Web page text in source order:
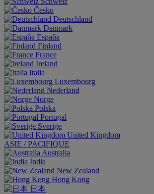
Česko
Deutschland
Danmark
España
Finland
France
Ireland
Italia
Luxembourg
Nederland
Norge
Polska
Portugal
Sverige
United Kingdom
ASIE / PACIFIQUE
Australia
India
New Zealand
Hong Kong
日本